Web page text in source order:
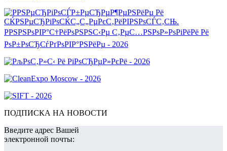
ПОДПИСКА НА НОВОСТИ
Введите адрес Вашей
электронной почты: